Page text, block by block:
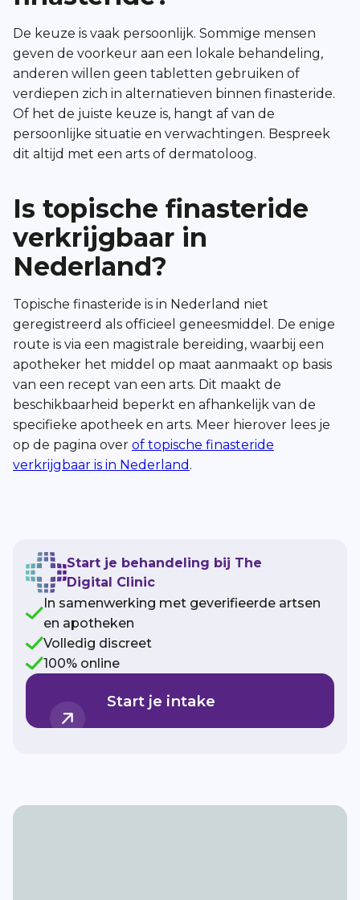
De keuze is vaak persoonlijk. Sommige mensen
geven de voorkeur aan een lokale behandeling,
anderen willen geen tabletten gebruiken of
verdiepen zich in alternatieven binnen finasteride.
Of het de juiste keuze is, hangt af van de
persoonlijke situatie en verwachtingen. Bespreek
dit altijd met een arts of dermatoloog.
Is topische finasteride
verkrijgbaar in
Nederland?
Topische finasteride is in Nederland niet
geregistreerd als officieel geneesmiddel. De enige
route is via een magistrale bereiding, waarbij een
apotheker het middel op maat aanmaakt op basis
van een recept van een arts. Dit maakt de
beschikbaarheid beperkt en afhankelijk van de
specifieke apotheek en arts. Meer hierover lees je
op de pagina over of topische finasteride
verkrijgbaar is in Nederland .
Start je behandeling bij The
Digital Clinic
In samenwerking met geverifieerde artsen
en apotheken
Volledig discreet
100% online
Start je intake